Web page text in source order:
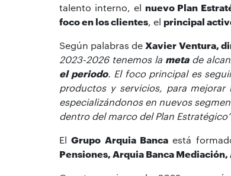
talento interno, el nuevo Plan
foco en los clientes, el principal
Según palabras de Xavier Ventura,
2023-2026 tenemos la metade
el periodo. El foco principal es
productos y servicios, para mejorar
especializándonos en nuevos
dentro del marco del Plan
ElGrupo Arquia Banca está
Pensiones, Arquia Banca